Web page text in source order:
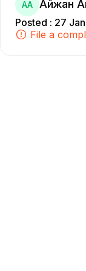
АА Айжан
Posted : 27
File a